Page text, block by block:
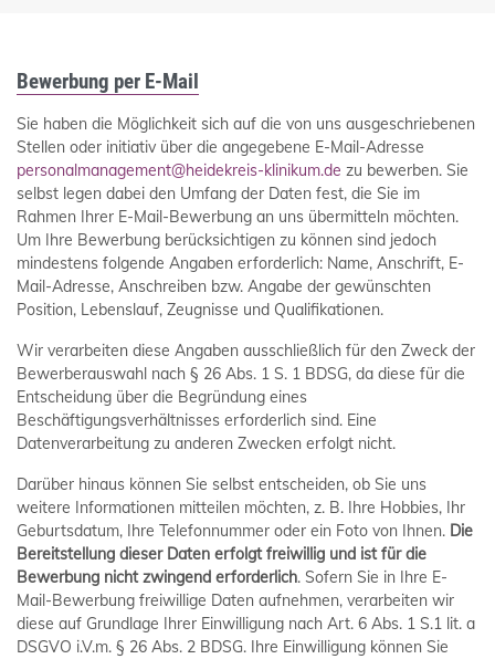
Bewerbung per E-Mail
Sie haben die Möglichkeit sich auf die von uns ausgeschriebenen
Stellen oder initiativ über die angegebene E-Mail-Adresse
personalmanagement@heidekreis-klinikum.de zu bewerben. Sie
selbst legen dabei den Umfang der Daten fest, die Sie im
Rahmen Ihrer E-Mail-Bewerbung an uns übermitteln möchten.
Um Ihre Bewerbung berücksichtigen zu können sind jedoch
mindestens folgende Angaben erforderlich: Name, Anschrift, E-
Mail-Adresse, Anschreiben bzw. Angabe der gewünschten
Position, Lebenslauf, Zeugnisse und Qualifikationen.
Wir verarbeiten diese Angaben ausschließlich für den Zweck der
Bewerberauswahl nach § 26 Abs. 1 S. 1 BDSG, da diese für die
Entscheidung über die Begründung eines
Beschäftigungsverhältnisses erforderlich sind. Eine
Datenverarbeitung zu anderen Zwecken erfolgt nicht.
Darüber hinaus können Sie selbst entscheiden, ob Sie uns
weitere Informationen mitteilen möchten, z. B. Ihre Hobbies, Ihr
Geburtsdatum, Ihre Telefonnummer oder ein Foto von Ihnen. Die
Bereitstellung dieser Daten erfolgt freiwillig und ist für die
Bewerbung nicht zwingend erforderlich. Sofern Sie in Ihre E-
Mail-Bewerbung freiwillige Daten aufnehmen, verarbeiten wir
diese auf Grundlage Ihrer Einwilligung nach Art. 6 Abs. 1 S.1 lit. a
DSGVO i.V.m. § 26 Abs. 2 BDSG. Ihre Einwilligung können Sie